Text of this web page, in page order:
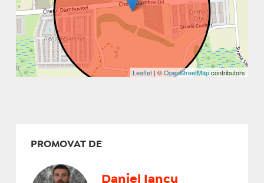
Leaflet | ©OpenStreetMapcontributors
PROMOVAT DE
Daniel Iancu